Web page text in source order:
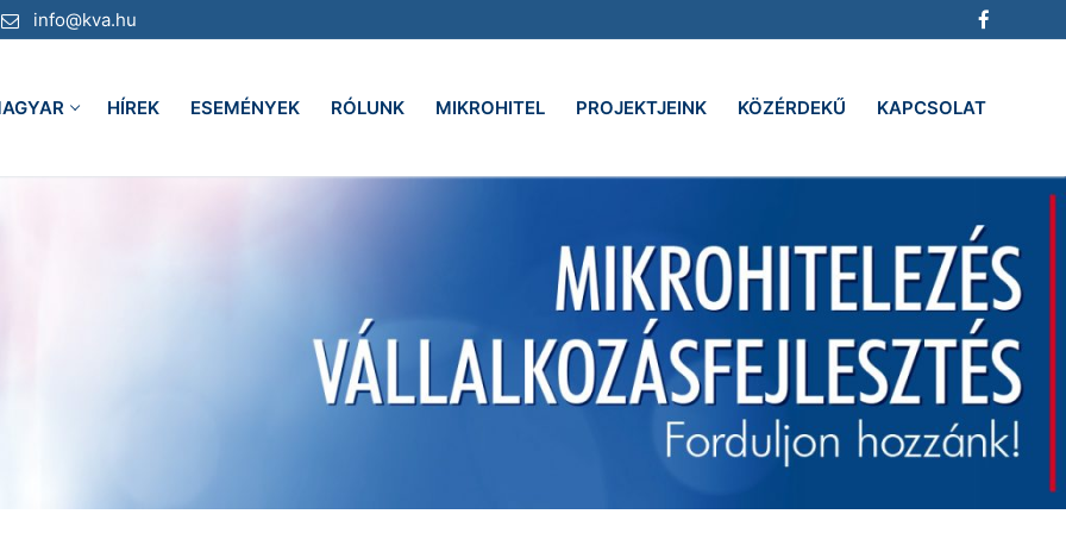
info@kva.hu
HÍREK ESEMÉNYEK RÓLUNK MIKROHITEL PROJEKTJEINK KÖZÉRDEKŰ KAPCSOLAT